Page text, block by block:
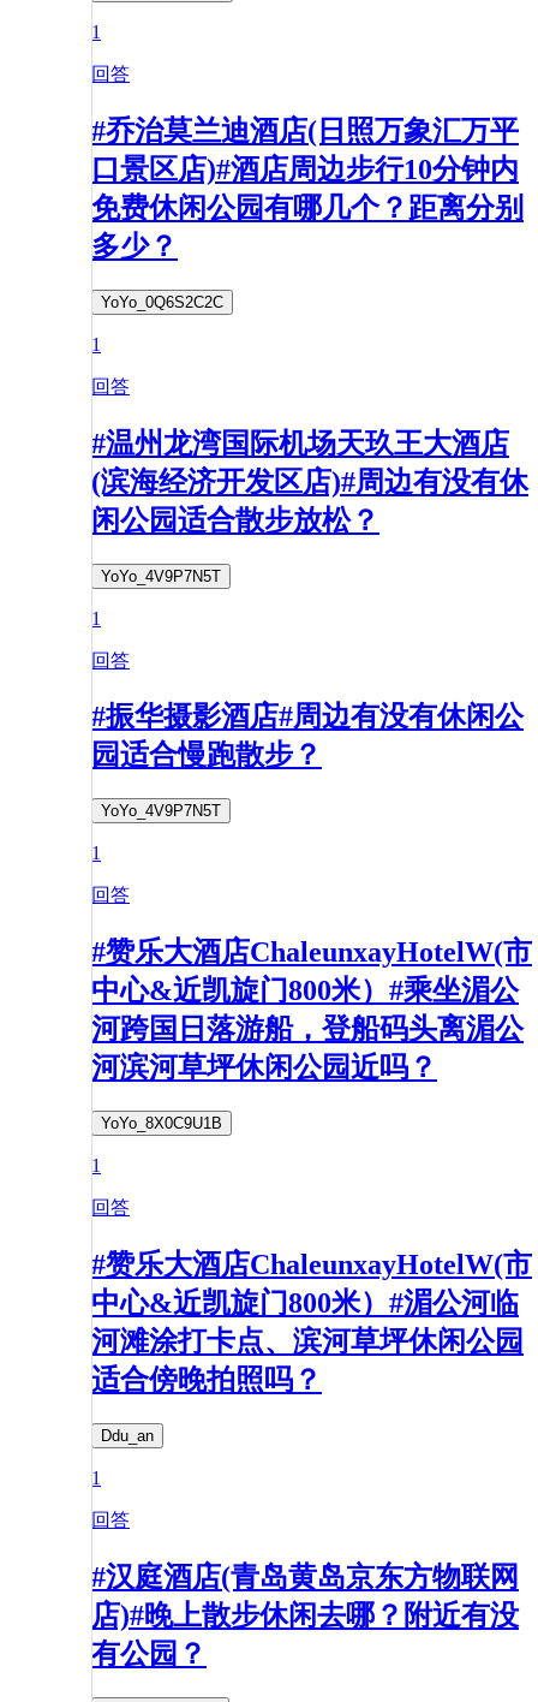
1
回答
#乔治莫兰迪酒店(日照万象汇万平
口景区店)#酒店周边步行10分钟内
免费休闲公园有哪几个？距离分别
多少？
YoYo_0Q6S2C2C
1
回答
#温州龙湾国际机场天玖王大酒店
(滨海经济开发区店)#周边有没有休
闲公园适合散步放松？
YoYo_4V9P7N5T
1
回答
#振华摄影酒店#周边有没有休闲公
园适合慢跑散步？
YoYo_4V9P7N5T
1
回答
#赞乐大酒店ChaleunxayHotelW(市
中心&近凯旋门800米）#乘坐湄公
河跨国日落游船，登船码头离湄公
河滨河草坪休闲公园近吗？
YoYo_8X0C9U1B
1
回答
#赞乐大酒店ChaleunxayHotelW(市
中心&近凯旋门800米）#湄公河临
河滩涂打卡点、滨河草坪休闲公园
适合傍晚拍照吗？
Ddu_an
1
回答
#汉庭酒店(青岛黄岛京东方物联网
店)#晚上散步休闲去哪？附近有没
有公园？